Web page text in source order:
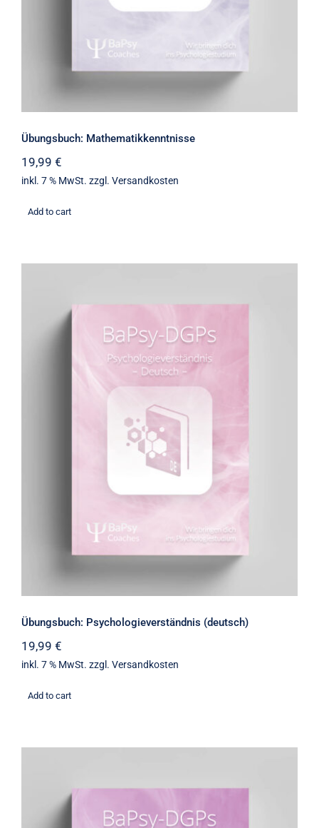
Übungsbuch: Mathematikkenntnisse
19,99 €
inkl. 7 % MwSt. zzgl. Versandkosten
Add to cart
Übungsbuch: Psychologieverständnis
(deutsch)
Übungsbuch: Psychologieverständnis (deutsch)
19,99 €
inkl. 7 % MwSt. zzgl. Versandkosten
Add to cart